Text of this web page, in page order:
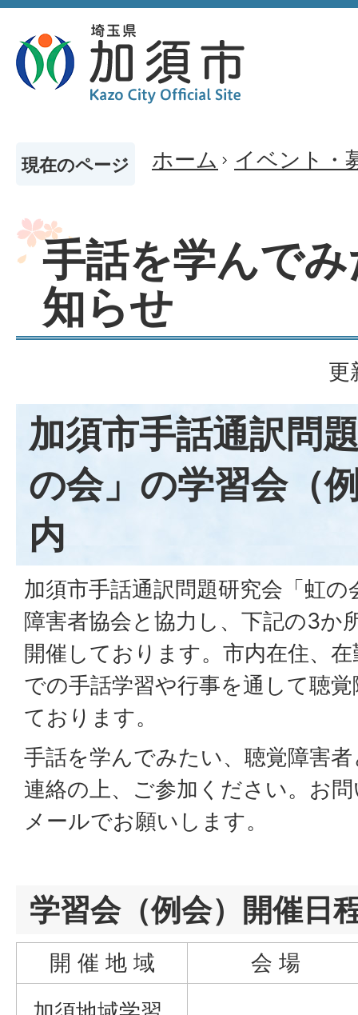
現在のページ ホーム イベント・
手話を学んで
知らせ
更
加須市手話通訳問
の会」の学習会（
内
加須市手話通訳問題研究会「虹
障害者協会と協力し、下記の3か
開催しております。市内在住、
での手話学習や行事を通して聴
ております。
手話を学んでみたい、聴覚障害
連絡の上、ご参加ください。お
メールでお願いします。
学習会（例会）開催日
開 催 地 域
会 場